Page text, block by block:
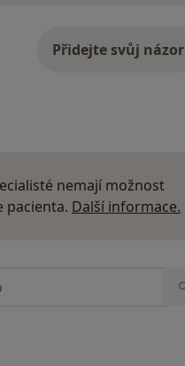
Přidejte svůj názor
nemají možnost
pacienta. Další informace.